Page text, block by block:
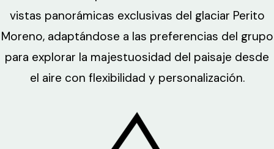
vistas panorámicas exclusivas del glaciar Perito
Moreno, adaptándose a las preferencias del grupo
para explorar la majestuosidad del paisaje desde
el aire con flexibilidad y personalización.